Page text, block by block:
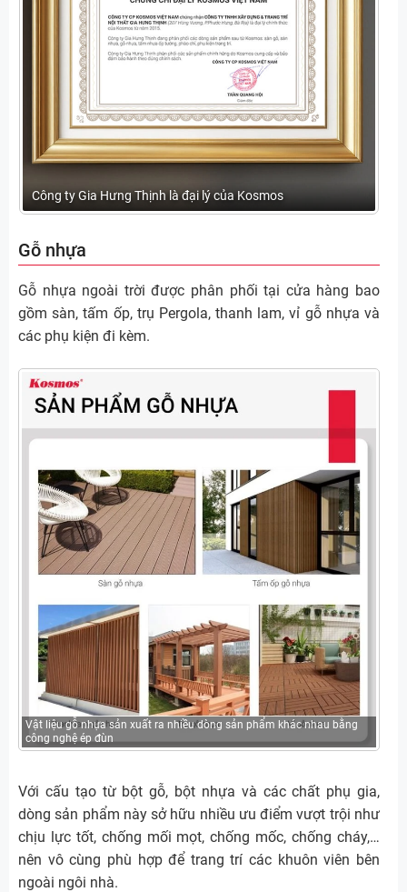
Công ty Gia Hưng Thịnh là đại lý của Kosmos
Gỗ nhựa
Gỗ nhựa ngoài trời được phân phối tại cửa hàng bao
gồm sàn, tấm ốp, trụ Pergola, thanh lam, vỉ gỗ nhựa và
các phụ kiện đi kèm.
Vật liệu gỗ nhựa sản xuất ra nhiều dòng sản phẩm khác nhau bằng
công nghệ ép đùn
Với cấu tạo từ bột gỗ, bột nhựa và các chất phụ gia,
dòng sản phẩm này sở hữu nhiều ưu điểm vượt trội như
chịu lực tốt, chống mối mọt, chống mốc, chống cháy,…
nên vô cùng phù hợp để trang trí các khuôn viên bên
ngoài ngôi nhà.